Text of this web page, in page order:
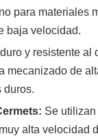
para materiales
baja velocidad.
y resistente al
mecanizado de
duros.
Se utilizan
alta velocidad